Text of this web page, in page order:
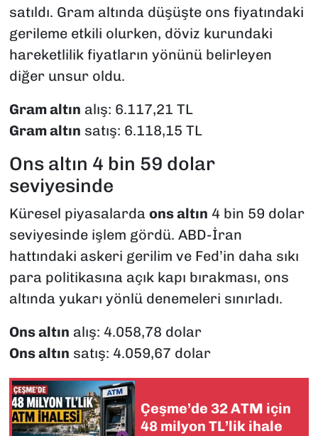
satıldı. Gram altında düşüşte ons fiyatındaki
gerileme etkili olurken, döviz kurundaki
hareketlilik fiyatların yönünü belirleyen
diğer unsur oldu.
Gram altın alış: 6.117,21 TL
Gram altın satış: 6.118,15 TL
Ons altın 4 bin 59 dolar
seviyesinde
Küresel piyasalarda ons altın 4 bin 59 dolar
seviyesinde işlem gördü. ABD-İran
hattındaki askeri gerilim ve Fed’in daha sıkı
para politikasına açık kapı bırakması, ons
altında yukarı yönlü denemeleri sınırladı.
Ons altın alış: 4.058,78 dolar
Ons altın satış: 4.059,67 dolar
Çeşme’de 32 ATM için
48 milyon TL’lik ihale